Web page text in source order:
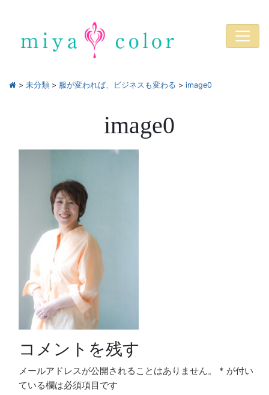
> 未分類 > 服が変われば、ビジネスも変わる > image0
image0
コメントを残す
メールアドレスが公開されることはありません。 * が付い
ている欄は必須項目です